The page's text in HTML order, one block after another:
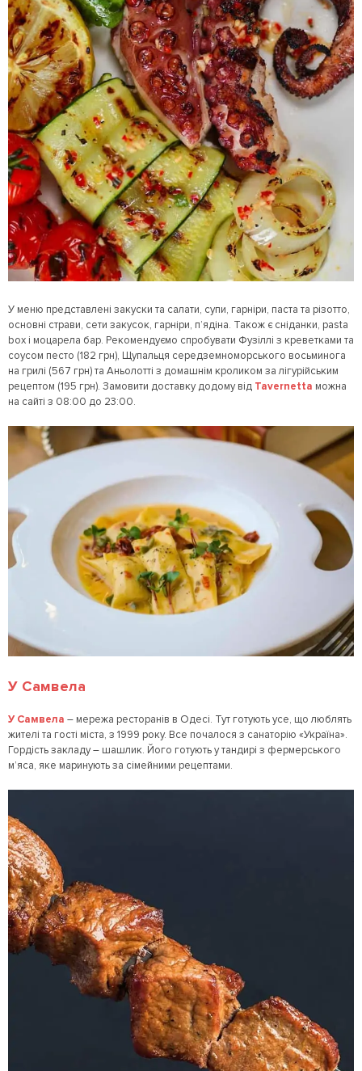
У меню представлені закуски та салати, супи, гарніри, паста та різотто,
основні страви, сети закусок, гарніри, п’ядіна. Також є сніданки, pasta
box і моцарела бар. Рекомендуємо спробувати Фузіллі з креветками та
соусом песто (182 грн), Щупальця середземноморського восьминога
на грилі (567 грн) та Аньолотті з домашнім кроликом за лігурійським
рецептом (195 грн). Замовити доставку додому від Tavernetta можна
на сайті з 08:00 до 23:00.
У Самвела
У Самвела – мережа ресторанів в Одесі. Тут готують усе, що люблять
жителі та гості міста, з 1999 року. Все почалося з санаторію «Україна».
Гордість закладу – шашлик. Його готують у тандирі з фермерського
м’яса, яке маринують за сімейними рецептами.